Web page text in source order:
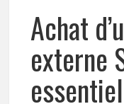
Achat
externe